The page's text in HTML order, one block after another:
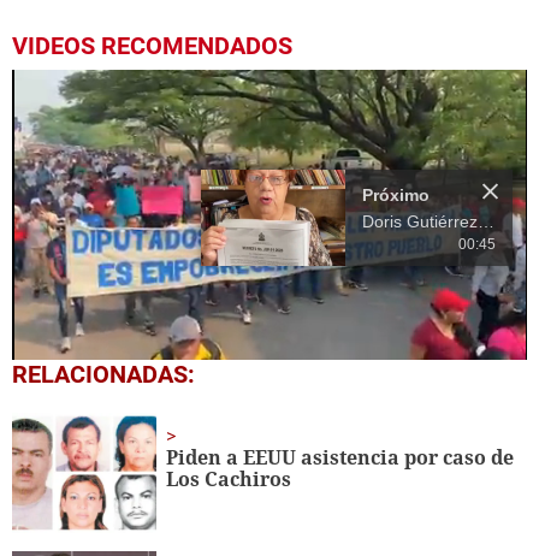
VIDEOS RECOMENDADOS
0
seconds
19
seconds
Próximo
Doris Gutiérrez sobre el Código Penal: "Misión cumplida"
00:45
RELACIONADAS:
Piden a EEUU asistencia por caso de
Los Cachiros